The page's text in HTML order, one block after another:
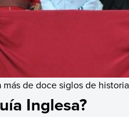
de doce siglos de
Inglesa?